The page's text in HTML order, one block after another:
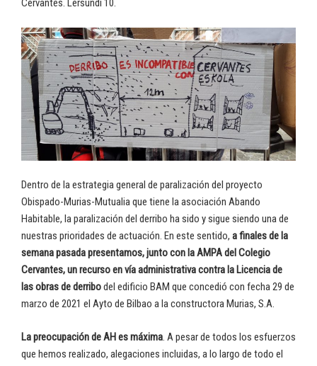
Cervantes. Lersundi 10.
Dentro de la estrategia general de paralización del proyecto
Obispado-Murias-Mutualia que tiene la asociación Abando
Habitable, la paralización del derribo ha sido y sigue siendo una de
nuestras prioridades de actuación. En este sentido, a finales de la
semana pasada presentamos, junto con la AMPA del Colegio
Cervantes, un recurso en vía administrativa contra la Licencia de
las obras de derribodel edificio BAM que concedió con fecha 29 de
marzo de 2021 el Ayto de Bilbao a la constructora Murias, S.A.
La preocupación de AH es máxima. A pesar de todos los esfuerzos
que hemos realizado, alegaciones incluidas, a lo largo de todo el